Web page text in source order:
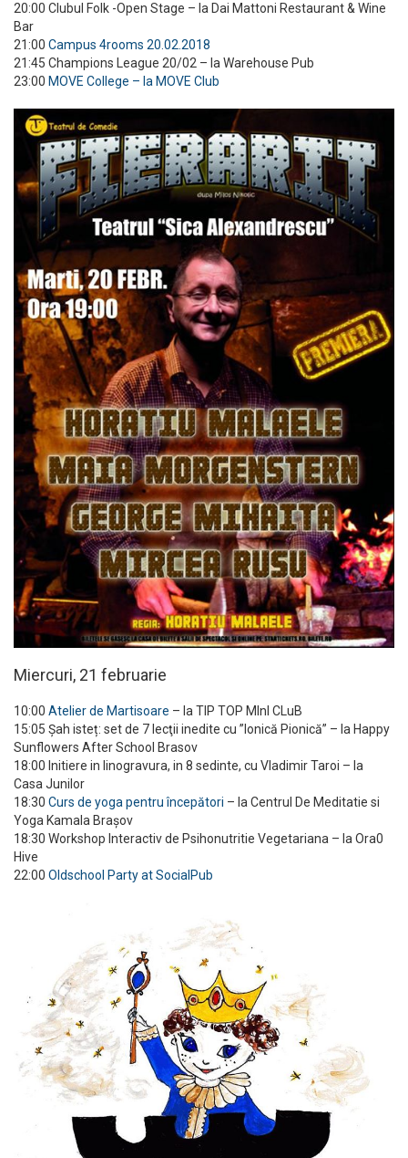
20:00 Clubul Folk -Open Stage – la Dai Mattoni Restaurant & Wine
Bar
21:00 Campus 4rooms 20.02.2018
21:45 Champions League 20/02 – la Warehouse Pub
23:00 MOVE College – la MOVE Club
Miercuri, 21 februarie
10:00 Atelier de Martisoare – la TIP TOP MInI CLuB
15:05 Șah isteț: set de 7 lecţii inedite cu ”Ionică Pionică” – la Happy
Sunflowers After School Brasov
18:00 Initiere in linogravura, in 8 sedinte, cu Vladimir Taroi – la
Casa Junilor
18:30 Curs de yoga pentru începători – la Centrul De Meditatie si
Yoga Kamala Brașov
18:30 Workshop Interactiv de Psihonutritie Vegetariana – la Ora0
Hive
22:00 Oldschool Party at SocialPub